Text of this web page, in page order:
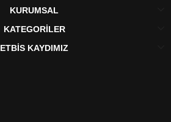
KURUMSAL
KATEGORİLER
ETBİS KAYDIMIZ